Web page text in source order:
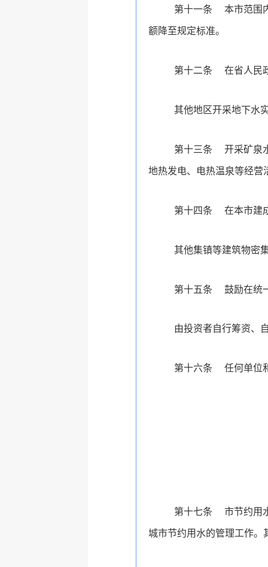
第十一条 本市范围
额降至规定标准。
第十二条 在省人民
其他地区开采地下水
第十三条 开采矿泉
地热发电、电热温泉等经营
第十四条 在本市建
其他集镇等建筑物密
第十五条 鼓励在统
由投资者自行筹资、
第十六条 任何单位
第十七条 市节约用
城市节约用水的管理工作。